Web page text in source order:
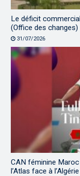
Le déficit
(Office des changes)
31/07/2026
CAN féminine
l’Atlas face à